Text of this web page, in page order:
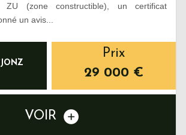
(zone constructible), un certificat
un avis...
Prix
29 000 €
VOIR